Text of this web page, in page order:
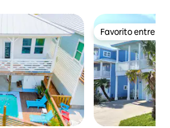
Favorito entre
Favorito entre